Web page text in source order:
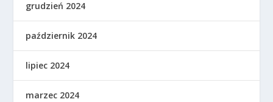
grudzień 2024
październik 2024
lipiec 2024
marzec 2024